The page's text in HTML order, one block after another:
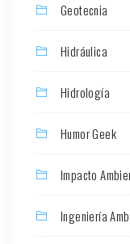
Geotecnia
Hidráulica
Hidrología
Humor Geek
Impacto
Ingeniería